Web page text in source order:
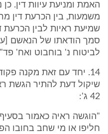
האמת ומניעת עיוות דין. כן
משמעות, בין הכרעת דין
שמיעת ראיות לבין הכרעת
לביטוח נ' בוחבוט ואח' פד"י מא (4)
14. יחד עם זאת מקנה
שיקול דעת להתיר הגשת
42 ג':
חליפו או מי שחב בחובו